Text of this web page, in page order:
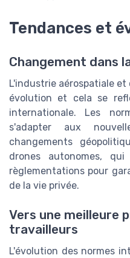
Tendances et
Changement dans
L'industrie aérospatiale
évolution et cela se
internationale. Les
s'adapter aux
changements
drones autonomes,
règlementations pour
de la vie privée.
Vers une meilleure
travailleurs
L'évolution des normes